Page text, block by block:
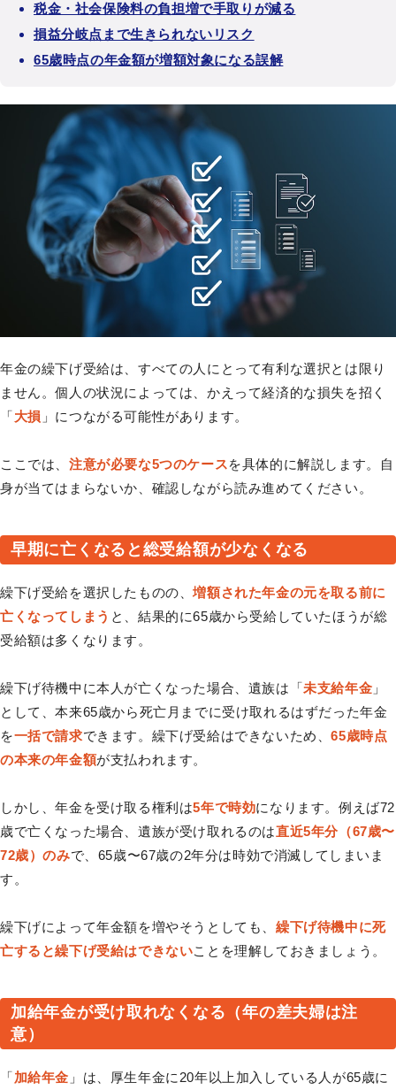
税金・社会保険料の負担増で手取りが減る
損益分岐点まで生きられないリスク
65歳時点の年金額が増額対象になる誤解
年金の繰下げ受給は、すべての人にとって有利な選択とは限り
ません。個人の状況によっては、かえって経済的な損失を招く
「大損 」につながる可能性があります。
ここでは、 注意が必要な5つのケースを具体的に解説します。自
身が当てはまらないか、確認しながら読み進めてください。
早期に亡くなると総受給額が少なくなる
繰下げ受給を選択したものの、増額された年金の元を取る前に
亡くなってしまう と、結果的に65歳から受給していたほうが総
受給額は多くなります。
繰下げ待機中に本人が亡くなった場合、遺族は「未支給年金 」
として、本来65歳から死亡月までに受け取れるはずだった年金
を一括で請求できます。繰下げ受給はできないため、65歳時点
の本来の年金額が支払われます。
しかし、年金を受け取る権利は5年で時効になります。例えば72
歳で亡くなった場合、遺族が受け取れるのは直近5年分（67歳〜
72歳）のみで、65歳〜67歳の2年分は時効で消滅してしまいま
す。
繰下げによって年金額を増やそうとしても、 繰下げ待機中に死
亡すると繰下げ受給はできないことを理解しておきましょう。
加給年金が受け取れなくなる（年の差夫婦は注
意）
「加給年金 」は、厚生年金に20年以上加入している人が65歳に